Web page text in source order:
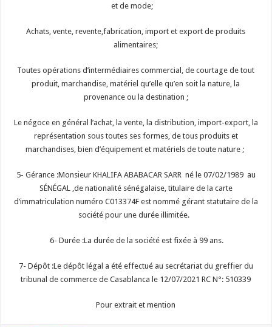
et de mode;
Achats, vente, revente,fabrication, import et export de produits
alimentaires;
Toutes opérations d’intermédiaires commercial, de courtage de tout
produit, marchandise, matériel qu’elle qu’en soit la nature, la
provenance ou la destination ;
Le négoce en général l’achat, la vente, la distribution, import-export, la
représentation sous toutes ses formes, de tous produits et
marchandises, bien d’équipement et matériels de toute nature ;
5- Gérance :Monsieur KHALIFA ABABACAR SARR né le 07/02/1989 au
SÉNÉGAL ,de nationalité sénégalaise, titulaire de la carte
d’immatriculation numéro C013374F est nommé gérant statutaire de la
société pour une durée illimitée.
6- Durée :La durée de la société est fixée à 99 ans.
7- Dépôt :Le dépôt légal a été effectué au secrétariat du greffier du
tribunal de commerce de Casablanca le 12/07/2021 RC N°: 510339
Pour extrait et mention